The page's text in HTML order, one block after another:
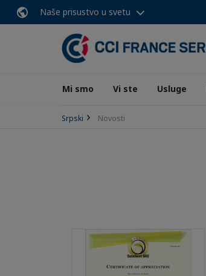
Naše prisustvo u svetu
Mi smo Vi ste Usluge
Srpski Novosti